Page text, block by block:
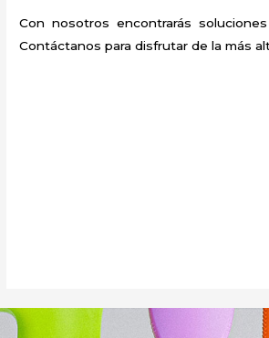
Con nosotros encontrarás
Contáctanos para disfrutar de la más